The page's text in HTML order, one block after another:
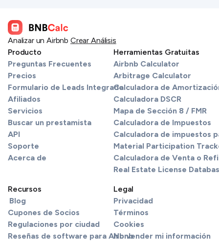
Analizar un Airbnb Crear Análisis
Producto
Preguntas Frecuentes
Precios
Formulario de Leads Integrado
Afiliados
Servicios
Buscar un prestamista
API
Soporte
Acerca de
Herramientas Gratuitas
Airbnb Calculator
Arbitrage Calculator
Calculadora de
Calculadora DSCR
Mapa de Sección 8 / FMR
Calculadora de Impuestos
Calculadora de impuestos
Material Participation
Calculadora de Venta o
Real Estate License
Recursos
Blog
Cupones de Socios
Regulaciones por ciudad
Reseñas de software para Airbnb
Legal
Privacidad
Términos
Cookies
No vender mi información